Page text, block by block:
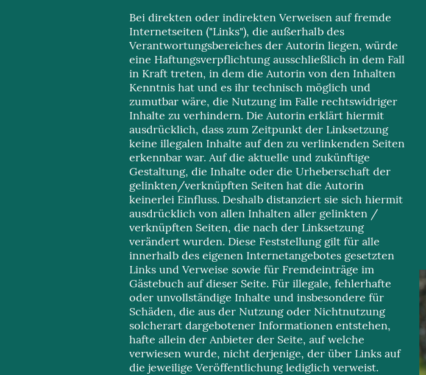
Bei direkten oder indirekten Verweisen auf fremde
Internetseiten ("Links"), die außerhalb des
Verantwortungsbereiches der Autorin liegen, würde
eine Haftungsverpflichtung ausschließlich in dem Fall
in Kraft treten, in dem die Autorin von den Inhalten
Kenntnis hat und es ihr technisch möglich und
zumutbar wäre, die Nutzung im Falle rechtswidriger
Inhalte zu verhindern. Die Autorin erklärt hiermit
ausdrücklich, dass zum Zeitpunkt der Linksetzung
keine illegalen Inhalte auf den zu verlinkenden Seiten
erkennbar war. Auf die aktuelle und zukünftige
Gestaltung, die Inhalte oder die Urheberschaft der
gelinkten/verknüpften Seiten hat die Autorin
keinerlei Einfluss. Deshalb distanziert sie sich hiermit
ausdrücklich von allen Inhalten aller gelinkten /
verknüpften Seiten, die nach der Linksetzung
verändert wurden. Diese Feststellung gilt für alle
innerhalb des eigenen Internetangebotes gesetzten
Links und Verweise sowie für Fremdeinträge im
Gästebuch auf dieser Seite. Für illegale, fehlerhafte
oder unvollständige Inhalte und insbesondere für
Schäden, die aus der Nutzung oder Nichtnutzung
solcherart dargebotener Informationen entstehen,
hafte allein der Anbieter der Seite, auf welche
verwiesen wurde, nicht derjenige, der über Links auf
die jeweilige Veröffentlichung lediglich verweist.